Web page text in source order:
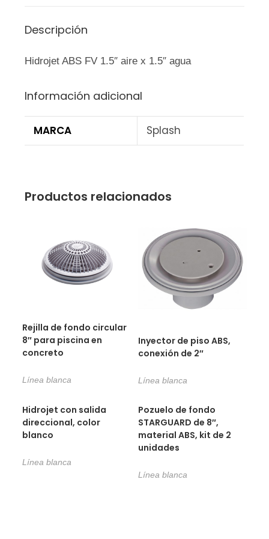
Descripción
Hidrojet ABS FV 1.5″ aire x 1.5″ agua
Información adicional
MARCA Splash
Productos relacionados
Rejilla de fondo circular
8″ para piscina en
concreto
Línea blanca
Inyector de piso ABS,
conexión de 2″
Línea blanca
Hidrojet con salida
direccional, color
blanco
Línea blanca
Pozuelo de fondo
STARGUARD de 8″,
material ABS, kit de 2
unidades
Línea blanca